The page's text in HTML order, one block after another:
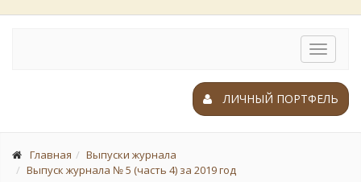
Toggle
ЛИЧНЫЙ ПОРТФЕЛЬ
Главная
Выпуски журнала
Выпуск журнала № 5 (часть 4) за 2019 год